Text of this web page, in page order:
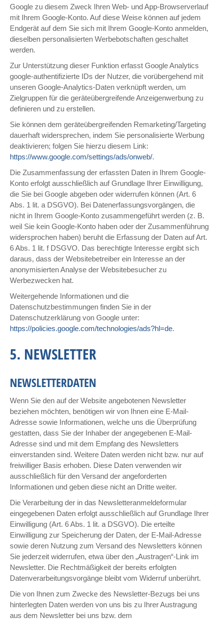
Google zu diesem Zweck Ihren Web- und App-Browserverlauf
mit Ihrem Google-Konto. Auf diese Weise können auf jedem
Endgerät auf dem Sie sich mit Ihrem Google-Konto anmelden,
dieselben personalisierten Werbebotschaften geschaltet
werden.
Zur Unterstützung dieser Funktion erfasst Google Analytics
google-authentifizierte IDs der Nutzer, die vorübergehend mit
unseren Google-Analytics-Daten verknüpft werden, um
Zielgruppen für die geräteübergreifende Anzeigenwerbung zu
definieren und zu erstellen.
Sie können dem geräteübergreifenden Remarketing/Targeting
dauerhaft widersprechen, indem Sie personalisierte Werbung
deaktivieren; folgen Sie hierzu diesem Link:
https://www.google.com/settings/ads/onweb/.
Die Zusammenfassung der erfassten Daten in Ihrem Google-
Konto erfolgt ausschließlich auf Grundlage Ihrer Einwilligung,
die Sie bei Google abgeben oder widerrufen können (Art. 6
Abs. 1 lit. a DSGVO). Bei Datenerfassungsvorgängen, die
nicht in Ihrem Google-Konto zusammengeführt werden (z. B.
weil Sie kein Google-Konto haben oder der Zusammenführung
widersprochen haben) beruht die Erfassung der Daten auf Art.
6 Abs. 1 lit. f DSGVO. Das berechtigte Interesse ergibt sich
daraus, dass der Websitebetreiber ein Interesse an der
anonymisierten Analyse der Websitebesucher zu
Werbezwecken hat.
Weitergehende Informationen und die
Datenschutzbestimmungen finden Sie in der
Datenschutzerklärung von Google unter:
https://policies.google.com/technologies/ads?hl=de.
5. NEWSLETTER
NEWSLETTERDATEN
Wenn Sie den auf der Website angebotenen Newsletter
beziehen möchten, benötigen wir von Ihnen eine E-Mail-
Adresse sowie Informationen, welche uns die Überprüfung
gestatten, dass Sie der Inhaber der angegebenen E-Mail-
Adresse sind und mit dem Empfang des Newsletters
einverstanden sind. Weitere Daten werden nicht bzw. nur auf
freiwilliger Basis erhoben. Diese Daten verwenden wir
ausschließlich für den Versand der angeforderten
Informationen und geben diese nicht an Dritte weiter.
Die Verarbeitung der in das Newsletteranmeldeformular
eingegebenen Daten erfolgt ausschließlich auf Grundlage Ihrer
Einwilligung (Art. 6 Abs. 1 lit. a DSGVO). Die erteilte
Einwilligung zur Speicherung der Daten, der E-Mail-Adresse
sowie deren Nutzung zum Versand des Newsletters können
Sie jederzeit widerrufen, etwa über den „Austragen“-Link im
Newsletter. Die Rechtmäßigkeit der bereits erfolgten
Datenverarbeitungsvorgänge bleibt vom Widerruf unberührt.
Die von Ihnen zum Zwecke des Newsletter-Bezugs bei uns
hinterlegten Daten werden von uns bis zu Ihrer Austragung
aus dem Newsletter bei uns bzw. dem